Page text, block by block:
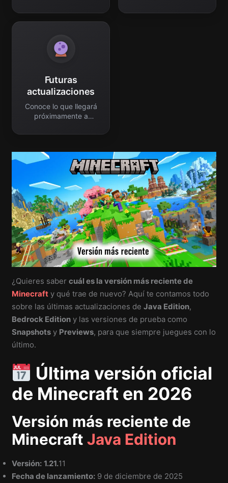
Futuras
actualizaciones
Conoce lo que llegará
próximamente a
¿Quieres sabercuál es la versión más reciente de
Minecraft y qué trae de nuevo? Aquí te contamos todo
sobre las últimas actualizaciones deJava Edition,
Bedrock Edition y las versiones de prueba como
Snapshots y Previews, para que siempre juegues con lo
último.
Última versión oficial
de Minecraft en 2026
Versión más reciente de
MinecraftJava Edition
Versión: 1.21.11
Fecha de lanzamiento: 9 de diciembre de 2025